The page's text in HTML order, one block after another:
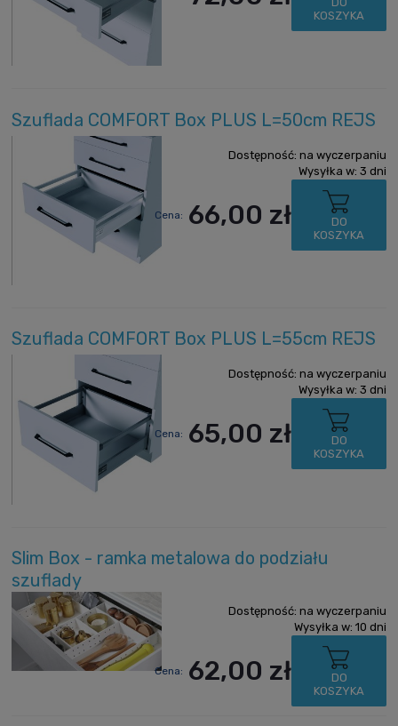
KOSZYKA
Szuflada COMFORT Box PLUS L=50cm REJS
Dostępność: na wyczerpaniu
Wysyłka w: 3 dni
Cena: 66,00 zł
DO
KOSZYKA
Szuflada COMFORT Box PLUS L=55cm REJS
Dostępność: na wyczerpaniu
Wysyłka w: 3 dni
Cena: 65,00 zł
DO
KOSZYKA
Slim Box - ramka metalowa do podziału
szuflady
Dostępność: na wyczerpaniu
Wysyłka w: 10 dni
Cena: 62,00 zł
DO
KOSZYKA